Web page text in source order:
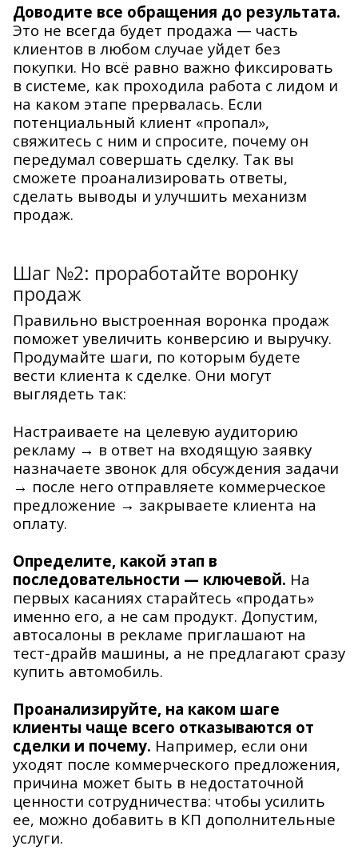
Доводите все обращения до результата.
Это не всегда будет продажа — часть
клиентов в любом случае уйдет без
покупки. Но всё равно важно фиксировать
в системе, как проходила работа с лидом и
на каком этапе прервалась. Если
потенциальный клиент «пропал»,
свяжитесь с ним и спросите, почему он
передумал совершать сделку. Так вы
сможете проанализировать ответы,
сделать выводы и улучшить механизм
продаж.
Шаг №2: проработайте воронку
продаж
Правильно выстроенная воронка продаж
поможет увеличить конверсию и выручку.
Продумайте шаги, по которым будете
вести клиента к сделке. Они могут
выглядеть так:
Настраиваете на целевую аудиторию
рекламу → в ответ на входящую заявку
назначаете звонок для обсуждения задачи
→ после него отправляете коммерческое
предложение → закрываете клиента на
оплату.
Определите, какой этап в
последовательности — ключевой. На
первых касаниях старайтесь «продать»
именно его, а не сам продукт. Допустим,
автосалоны в рекламе приглашают на
тест-драйв машины, а не предлагают сразу
купить автомобиль.
Проанализируйте, на каком шаге
клиенты чаще всего отказываются от
сделки и почему. Например, если они
уходят после коммерческого предложения,
причина может быть в недостаточной
ценности сотрудничества: чтобы усилить
ее, можно добавить в КП дополнительные
услуги.